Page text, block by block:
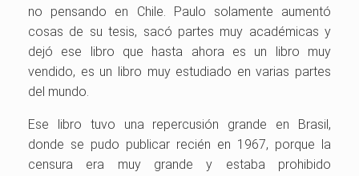
no pensando en Chile. Paulo solamente aumentó
cosas de su tesis, sacó partes muy académicas y
dejó ese libro que hasta ahora es un libro muy
vendido, es un libro muy estudiado en varias partes
del mundo.
Ese libro tuvo una repercusión grande en Brasil,
donde se pudo publicar recién en 1967, porque la
censura era muy grande y estaba prohibido